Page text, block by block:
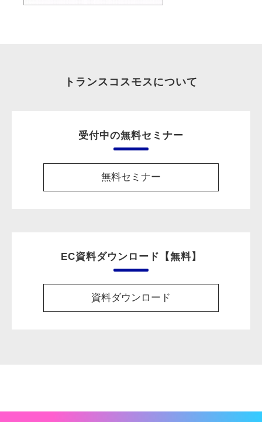
トランスコスモスについて
受付中の無料セミナー
無料セミナー
EC資料ダウンロード【無料】
資料ダウンロード